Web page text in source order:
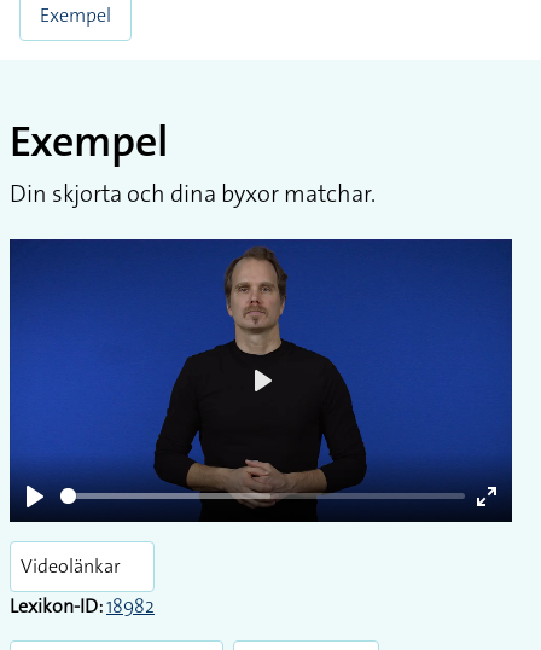
Exempel
Exempel
Din skjorta och dina byxor matchar.
Play
Enter
Videolänkar
Lexikon-ID:18982